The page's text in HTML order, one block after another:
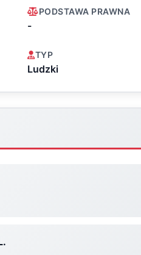
PODSTAWA PRAWNA
-
TYP
Ludzki